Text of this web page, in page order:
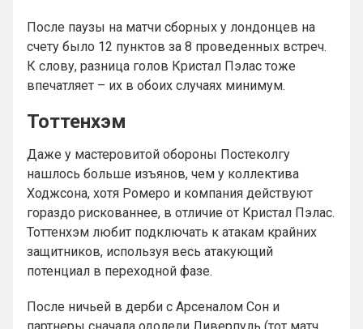
После паузы на матчи сборных у лондонцев на
счету было 12 пунктов за 8 проведенных встреч.
К слову, разница голов Кристал Пэлас тоже
впечатляет – их в обоих случаях минимум.
Тоттенхэм
Даже у мастеровитой обороны Постеколгу
нашлось больше изъянов, чем у коллектива
Ходжсона, хотя Ромеро и компания действуют
гораздо рискованнее, в отличие от Кристал Пэлас.
Тоттенхэм любит подключать к атакам крайних
защитников, используя весь атакующий
потенциал в переходной фазе.
После ничьей в дерби с Арсеналом Сон и